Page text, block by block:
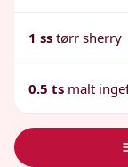
1 ss tørr sherry
0.5 ts malt